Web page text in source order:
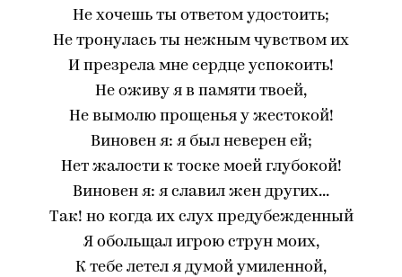
Не хочешь ты ответом удостоить;
Не тронулась ты нежным чувством их
И презрела мне сердце успокоить!
Не оживу я в памяти твоей,
Не вымолю прощенья у жестокой!
Виновен я: я был неверен ей;
Нет жалости к тоске моей глубокой!
Виновен я: я славил жен других...
Так! но когда их слух предубежденный
Я обольщал игрою струн моих,
К тебе летел я думой умиленной,